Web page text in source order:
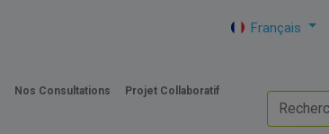
Actualités de la CAPL
Français
Nos Consultations Projet Collaboratif